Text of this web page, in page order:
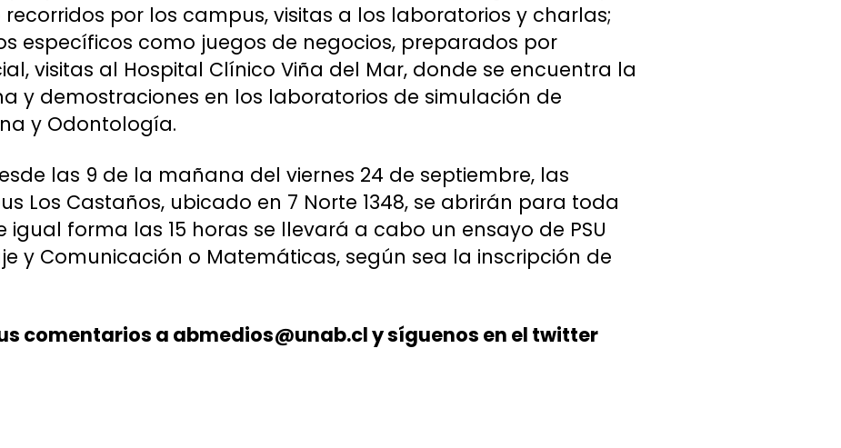
por los campus, visitas a los laboratorios y charlas;
específicos como juegos de negocios, preparados por
visitas al Hospital Clínico Viña del Mar, donde se encuentra la
y demostraciones en los laboratorios de simulación de
y Odontología.
las 9 de la mañana del viernes 24 de septiembre, las
Los Castaños, ubicado en 7 Norte 1348, se abrirán para toda
forma las 15 horas se llevará a cabo un ensayo de PSU
y Comunicación o Matemáticas, según sea la inscripción de
comentarios a abmedios@unab.cl y síguenos en el twitter